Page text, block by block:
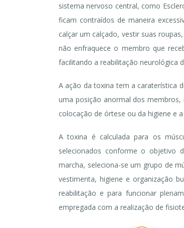
sistema nervoso central, como
ficam contraídos de maneira
calçar um calçado, vestir suas
não enfraquece o membro que
facilitando a reabilitação neurológica
A ação da toxina tem a caraterística
uma posição anormal dos
colocação de órtese ou da higiene e
A toxina é calculada para os
selecionados conforme o objetivo
marcha, seleciona-se um grupo de
vestimenta, higiene e organização
reabilitação e para funcionar
empregada com a realização de